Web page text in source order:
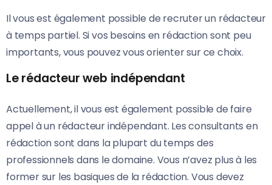
Il vous est également possible de recruter un rédacteur
à temps partiel. Si vos besoins en rédaction sont peu
importants, vous pouvez vous orienter sur ce choix.
Le rédacteur web indépendant
Actuellement, il vous est également possible de faire
appel à un rédacteur indépendant. Les consultants en
rédaction sont dans la plupart du temps des
professionnels dans le domaine. Vous n’avez plus à les
former sur les basiques de la rédaction. Vous devez